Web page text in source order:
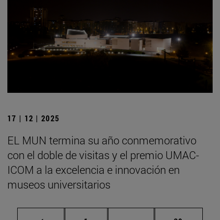
17 | 12 | 2025
EL MUN termina su año conmemorativo
con el doble de visitas y el premio UMAC-
ICOM a la excelencia e innovación en
museos universitarios